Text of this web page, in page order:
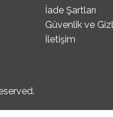
İade Şartları
Güvenlik ve
İletişim